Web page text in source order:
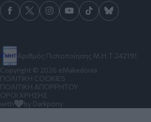
Αριθμός Πιστοποίησης Μ.Η.Τ.242191
Copyright © 2026 eMakedonia
ΠΟΛΙΤΙΚΗ COOKIES
ΠΟΛΙΤΙΚΗ ΑΠΟΡΡΗΤΟΥ
ΟΡΟΙ ΧΡΗΣΗΣ
with
by Darkpony